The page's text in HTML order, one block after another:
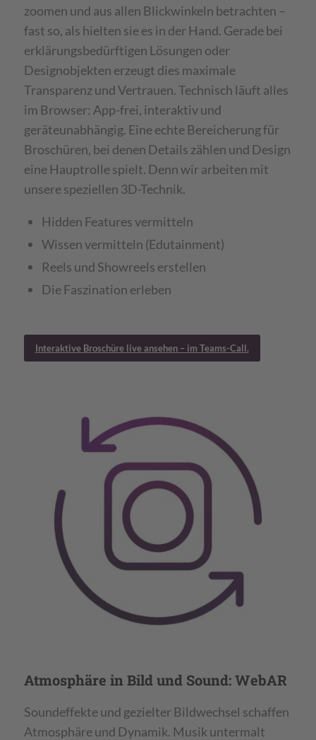
zoomen und aus allen Blickwinkeln betrachten –
fast so, als hielten sie es in der Hand. Gerade bei
erklärungsbedürftigen Lösungen oder
Designobjekten erzeugt dies maximale
Transparenz und Vertrauen. Technisch läuft alles
im Browser: App-frei, interaktiv und
geräteunabhängig. Eine echte Bereicherung für
Broschüren, bei denen Details zählen und Design
eine Hauptrolle spielt. Denn wir arbeiten mit
unsere speziellen 3D-Technik.
Hidden Features vermitteln
Wissen vermitteln (Edutainment)
Reels und Showreels erstellen
Die Faszination erleben
Interaktive Broschüre live ansehen – im Teams-Call.
Atmosphäre in Bild und Sound: WebAR
Soundeffekte und gezielter Bildwechsel schaffen
Atmosphäre und Dynamik. Musik untermalt